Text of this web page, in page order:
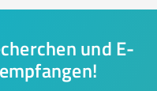
und E-